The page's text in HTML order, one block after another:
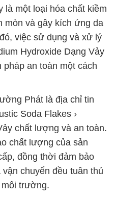
là một loại hóa chất kiềm
mòn và gây kích ứng da
việc sử dụng và xử lý
Hydroxide Dạng Vảy
an toàn một cách
Phát là địa chỉ tin
Soda Flakes ›
chất lượng và an toàn.
chất lượng của sản
đồng thời đảm bảo
chuyển đều tuân thủ
trường.